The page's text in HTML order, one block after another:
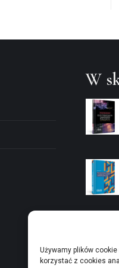
Używamy plików
korzystać z cookies
W